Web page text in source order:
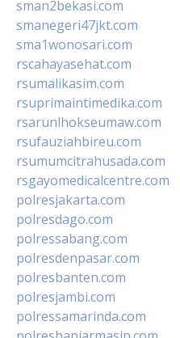
sman2bekasi.com
smanegeri47jkt.com
sma1wonosari.com
rscahayasehat.com
rsumalikasim.com
rsuprimaintimedika.com
rsarunlhokseumaw.com
rsufauziahbireu.com
rsumumcitrahusada.com
rsgayomedicalcentre.com
polresjakarta.com
polresdago.com
polressabang.com
polresdenpasar.com
polresbanten.com
polresjambi.com
polressamarinda.com